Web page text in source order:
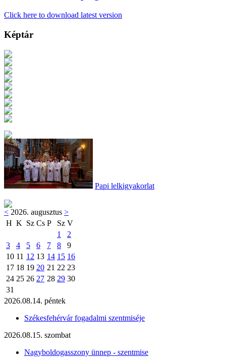
Click here to download latest version
Képtár
Papi lelkigyakorlat
< 2026. augusztus >
H K Sz Cs P Sz V
1
2
3
4 5 6 7 8
9
10 11 12 13 14 15 16
17 18 19 20 21 22 23
24 25 26 27 28 29 30
31
2026.08.14. péntek
Székesfehérvár fogadalmi szentmiséje
2026.08.15. szombat
Nagyboldogasszony ünnep - szentmise